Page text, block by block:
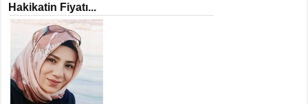
Hakikatin Fiyatı...